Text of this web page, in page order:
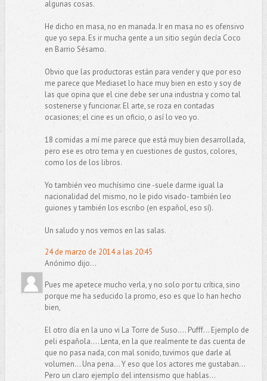
algunas cosas.
He dicho en masa, no en manada. Ir en masa no es ofensivo
que yo sepa. Es ir mucha gente a un sitio según decía Coco
en Barrio Sésamo.
Obvio que las productoras están para vender y que por eso
me parece que Mediaset lo hace muy bien en esto y soy de
las que opina que el cine debe ser una industria y como tal
sostenerse y funcionar. El arte, se roza en contadas
ocasiones; el cine es un oficio, o así lo veo yo.
18 comidas a mí me parece que está muy bien desarrollada,
pero ese es otro tema y en cuestiones de gustos, colores,
como los de los libros.
Yo también veo muchísimo cine -suele darme igual la
nacionalidad del mismo, no le pido visado- también leo
guiones y también los escribo (en español, eso sí).
Un saludo y nos vemos en las salas.
24 de marzo de 2014 a las 20:45
Anónimo dijo...
Pues me apetece mucho verla, y no solo por tu crítica, sino
porque me ha seducido la promo, eso es que lo han hecho
bien,
El otro día en la uno vi La Torre de Suso.... Pufff... Ejemplo de
peli española.... Lenta, en la que realmente te das cuenta de
que no pasa nada, con mal sonido, tuvimos que darle al
volumen... Una pena... Y eso que los actores me gustaban...
Pero un claro ejemplo del intensismo que hablas...